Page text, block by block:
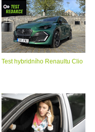
Test hybridního Renaultu Clio